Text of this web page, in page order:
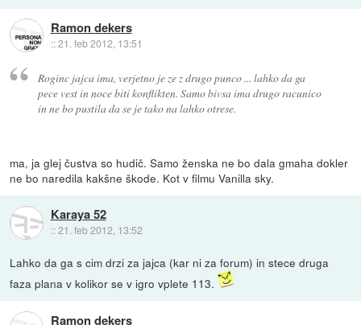
Ramon dekers
::21. feb 2012, 13:51
Roginc jajca ima, verjetno je ze z drugo punco ... lahko da ga
pece vest in noce biti konflikten. Samo bivsa ima drugo racunico
in ne bo pustila da se je tako na lahko otrese.
ma, ja glej čustva so hudič. Samo ženska ne bo dala gmaha dokler
ne bo naredila kakšne škode. Kot v filmu Vanilla sky.
Karaya 52
::21. feb 2012, 13:52
Lahko da ga s cim drzi za jajca (kar ni za forum) in stece druga
faza plana v kolikor se v igro vplete 113.
Ramon dekers